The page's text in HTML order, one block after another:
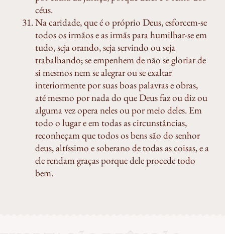
céus.
Na caridade, que é o próprio Deus, esforcem-se
todos os irmãos e as irmãs para humilhar-se em
tudo, seja orando, seja servindo ou seja
trabalhando; se empenhem de não se gloriar de
si mesmos nem se alegrar ou se exaltar
interiormente por suas boas palavras e obras,
até mesmo por nada do que Deus faz ou diz ou
alguma vez opera neles ou por meio deles. Em
todo o lugar e em todas as circunstâncias,
reconheçam que todos os bens são do senhor
deus, altíssimo e soberano de todas as coisas, e a
ele rendam graças porque dele procede todo
bem.